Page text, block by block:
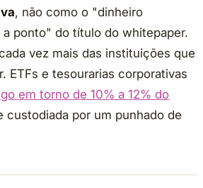
, não como o "dinheiro
ponto" do título do whitepaper.
vez mais das instituições que
ETFs e tesourarias corporativas
em torno de 10% a 12% do
custodiada por um punhado de